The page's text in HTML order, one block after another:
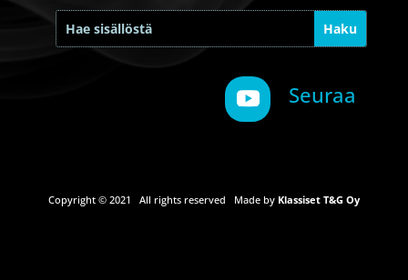
Seuraa
Copyright © 2021 All rights reserved Made by Klassiset T&G Oy